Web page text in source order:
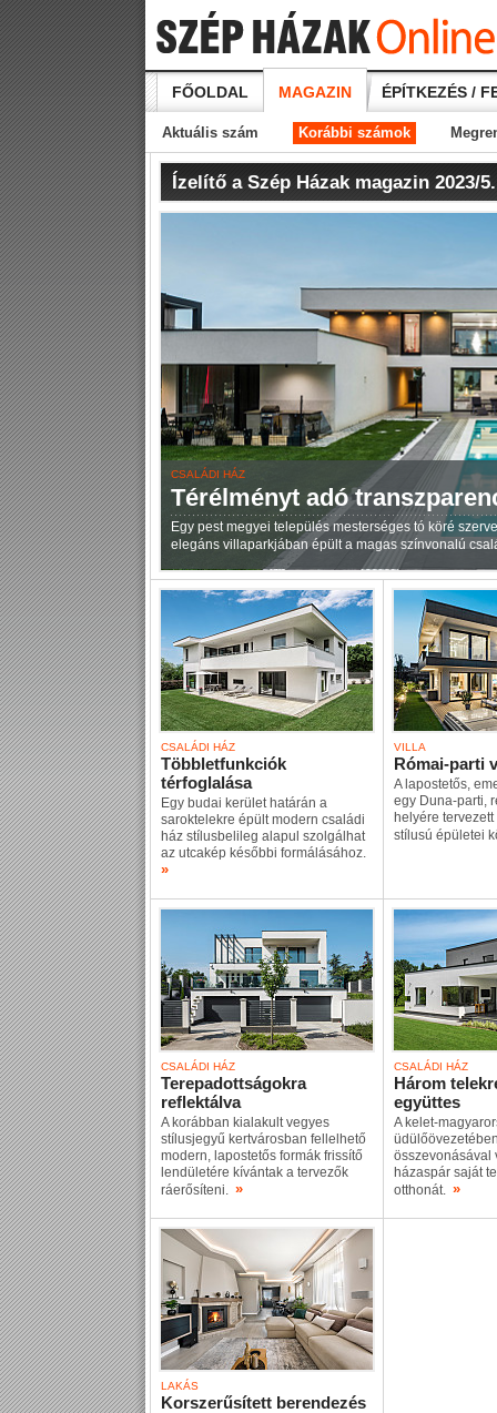
FŐOLDAL MAGAZIN ÉPÍTKEZÉS /
Aktuális szám Korábbi számok
Ízelítő a Szép Házak magazin 2023/
CSALÁDI HÁZ
Térélményt adó
Egy pest megyei település mesterséges tó köré
elegáns villaparkjában épült a magas színvonalú
CSALÁDI HÁZ
Többletfunkciók
térfoglalása
Egy budai kerület határán a
saroktelekre épült modern családi
ház stílusbelileg alapul szolgálhat
az utcakép későbbi formálásához.
»
VILLA
Római-parti
A lapostetős,
egy Duna-parti,
helyére
stílusú épületei
CSALÁDI HÁZ
Terepadottságokra
reflektálva
A korábban kialakult vegyes
stílusjegyű kertvárosban fellelhető
modern, lapostetős formák frissítő
lendületére kívántak a tervezők
ráerősíteni. »
CSALÁDI HÁZ
Három
együttes
A kelet-
összevonásával
házaspár saját
otthonát. »
LAKÁS
Korszerűsített berendezés